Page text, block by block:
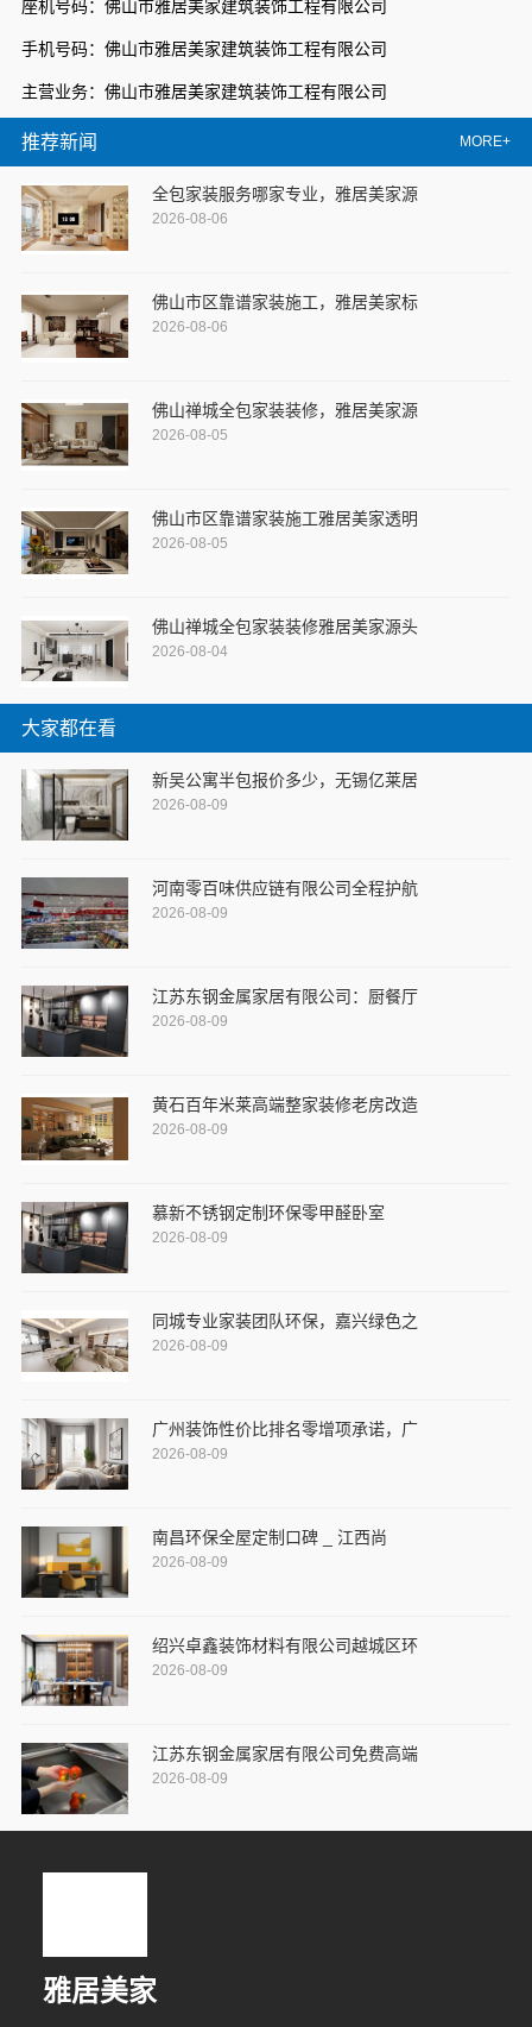
座机号码：佛山市雅居美家建筑装饰工程有限公司
手机号码：佛山市雅居美家建筑装饰工程有限公司
主营业务：佛山市雅居美家建筑装饰工程有限公司
推荐新闻 MORE+
全包家装服务哪家专业，雅居美家源
2026-08-06
佛山市区靠谱家装施工，雅居美家标
2026-08-06
佛山禅城全包家装装修，雅居美家源
2026-08-05
佛山市区靠谱家装施工雅居美家透明
2026-08-05
佛山禅城全包家装装修雅居美家源头
2026-08-04
大家都在看
新吴公寓半包报价多少，无锡亿莱居
2026-08-09
河南零百味供应链有限公司全程护航
2026-08-09
江苏东钢金属家居有限公司：厨餐厅
2026-08-09
黄石百年米莱高端整家装修老房改造
2026-08-09
慕新不锈钢定制环保零甲醛卧室
2026-08-09
同城专业家装团队环保，嘉兴绿色之
2026-08-09
广州装饰性价比排名零增项承诺，广
2026-08-09
南昌环保全屋定制口碑 _ 江西尚
2026-08-09
绍兴卓鑫装饰材料有限公司越城区环
2026-08-09
江苏东钢金属家居有限公司免费高端
2026-08-09
雅居美家